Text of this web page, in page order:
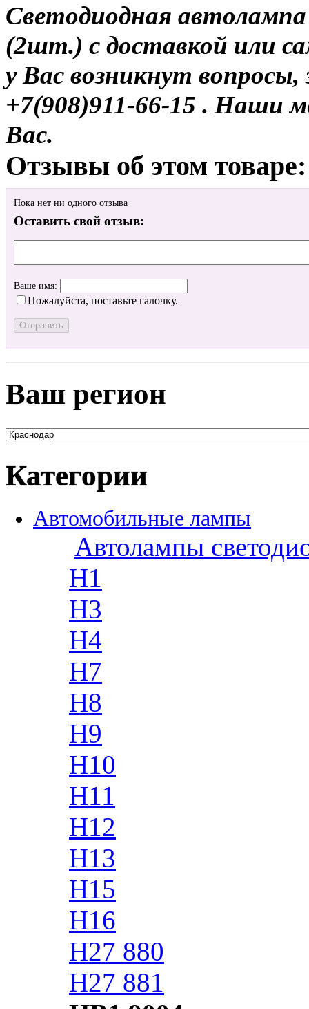
Светодиодная
(2шт.) с доставкой или
у Вас возникнут
+7(908)911-66-15 . Наши
Вас.
Отзывы об этом товаре:
Пока нет ни одного отзыва
Оставить свой отзыв:
Ваше имя:
Пожалуйста, поставьте галочку.
Ваш регион
Категории
Автомобильные лампы
Автолампы
H1
H3
H4
H7
H8
H9
H10
H11
H12
H13
H15
H16
H27 880
H27 881